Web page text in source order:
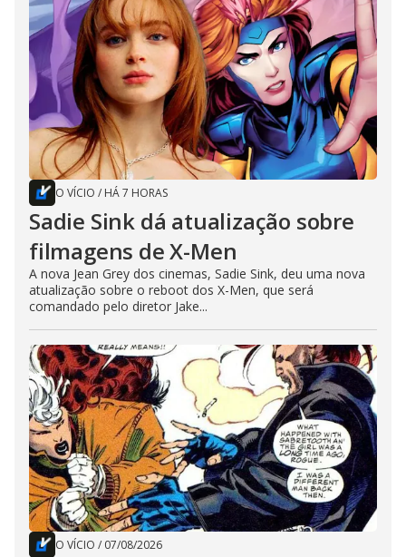
O VÍCIO / HÁ 7 HORAS
Sadie Sink dá atualização sobre
filmagens de X-Men
A nova Jean Grey dos cinemas, Sadie Sink, deu uma nova
atualização sobre o reboot dos X-Men, que será
comandado pelo diretor Jake...
O VÍCIO / 07/08/2026